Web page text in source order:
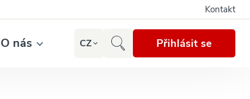
O nás CZ Přihlásit se
Kontakt